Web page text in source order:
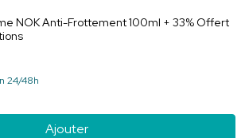
NOK Anti-Frottement 100ml + 33% Offert
24/48h
Ajouter